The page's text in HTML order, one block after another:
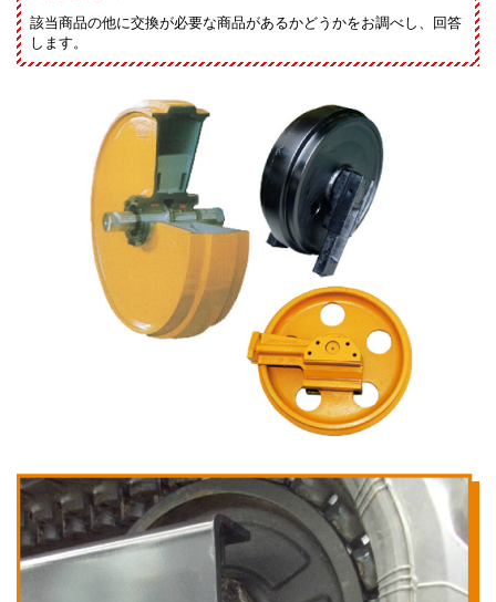
該当商品の他に交換が必要な商品があるかどうかをお調べし、回答
します。